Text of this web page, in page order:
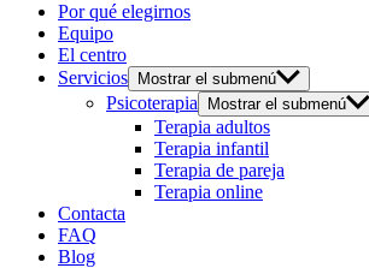
Por qué elegirnos
Equipo
El centro
Servicios
Mostrar el submenú
Psicoterapia Mostrar el submenú
Terapia adultos
Terapia infantil
Terapia de pareja
Terapia online
Contacta
FAQ
Blog